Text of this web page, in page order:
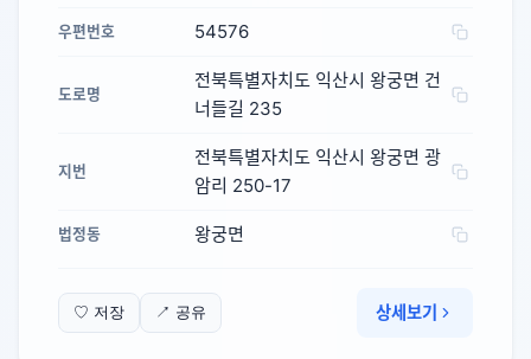
우편번호 54576
도로명
전북특별자치도 익산시 왕궁면 건
너들길 235
지번
전북특별자치도 익산시 왕궁면 광
암리 250-17
법정동 왕궁면
♡ 저장 ↗ 공유 상세보기